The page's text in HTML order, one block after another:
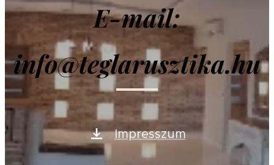
E-mail:
info@teglarusztika.hu
Impresszum